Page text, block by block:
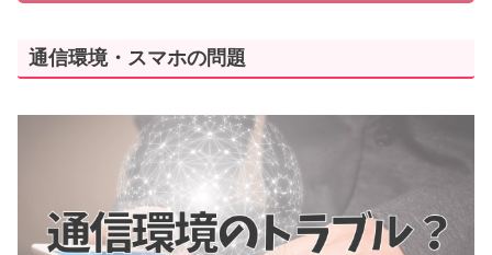
通信環境・スマホの問題